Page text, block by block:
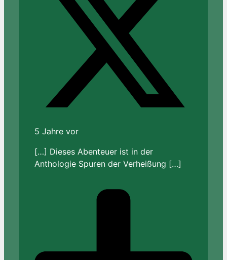
5 Jahre vor
[…] Dieses Abenteuer ist in der
Anthologie Spuren der Verheißung […]